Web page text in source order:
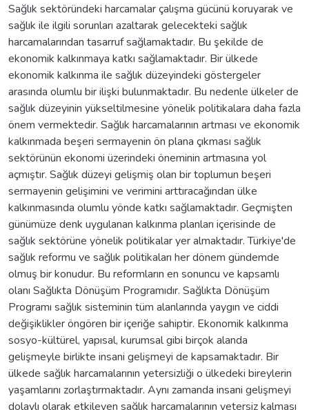
Sağlık sektöründeki harcamalar çalışma gücünü koruyarak ve
sağlık ile ilgili sorunları azaltarak gelecekteki sağlık
harcamalarından tasarruf sağlamaktadır. Bu şekilde de
ekonomik kalkınmaya katkı sağlamaktadır. Bir ülkede
ekonomik kalkınma ile sağlık düzeyindeki göstergeler
arasında olumlu bir ilişki bulunmaktadır. Bu nedenle ülkeler de
sağlık düzeyinin yükseltilmesine yönelik politikalara daha fazla
önem vermektedir. Sağlık harcamalarının artması ve ekonomik
kalkınmada beşeri sermayenin ön plana çıkması sağlık
sektörünün ekonomi üzerindeki öneminin artmasına yol
açmıştır. Sağlık düzeyi gelişmiş olan bir toplumun beşeri
sermayenin gelişimini ve verimini arttıracağından ülke
kalkınmasında olumlu yönde katkı sağlamaktadır. Geçmişten
günümüze denk uygulanan kalkınma planları içerisinde de
sağlık sektörüne yönelik politikalar yer almaktadır. Türkiye'de
sağlık reformu ve sağlık politikaları her dönem gündemde
olmuş bir konudur. Bu reformların en sonuncu ve kapsamlı
olanı Sağlıkta Dönüşüm Programıdır. Sağlıkta Dönüşüm
Programı sağlık sisteminin tüm alanlarında yaygın ve ciddi
değişiklikler öngören bir içeriğe sahiptir. Ekonomik kalkınma
sosyo-kültürel, yapısal, kurumsal gibi birçok alanda
gelişmeyle birlikte insani gelişmeyi de kapsamaktadır. Bir
ülkede sağlık harcamalarının yetersizliği o ülkedeki bireylerin
yaşamlarını zorlaştırmaktadır. Aynı zamanda insani gelişmeyi
dolaylı olarak etkileyen sağlık harcamalarının yetersiz kalması